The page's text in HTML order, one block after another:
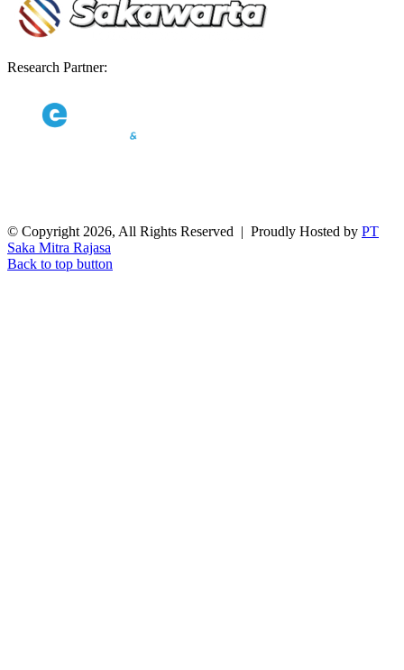
Research Partner:
© Copyright 2026, All Rights Reserved | Proudly Hosted by PT
Saka Mitra Rajasa
Back to top button